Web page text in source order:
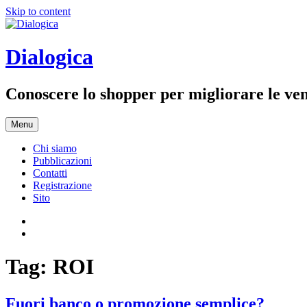
Skip to content
Dialogica
Conoscere lo shopper per migliorare le
Menu
Chi siamo
Pubblicazioni
Contatti
Registrazione
Sito
Tag: ROI
Fuori banco o promozione semplice?